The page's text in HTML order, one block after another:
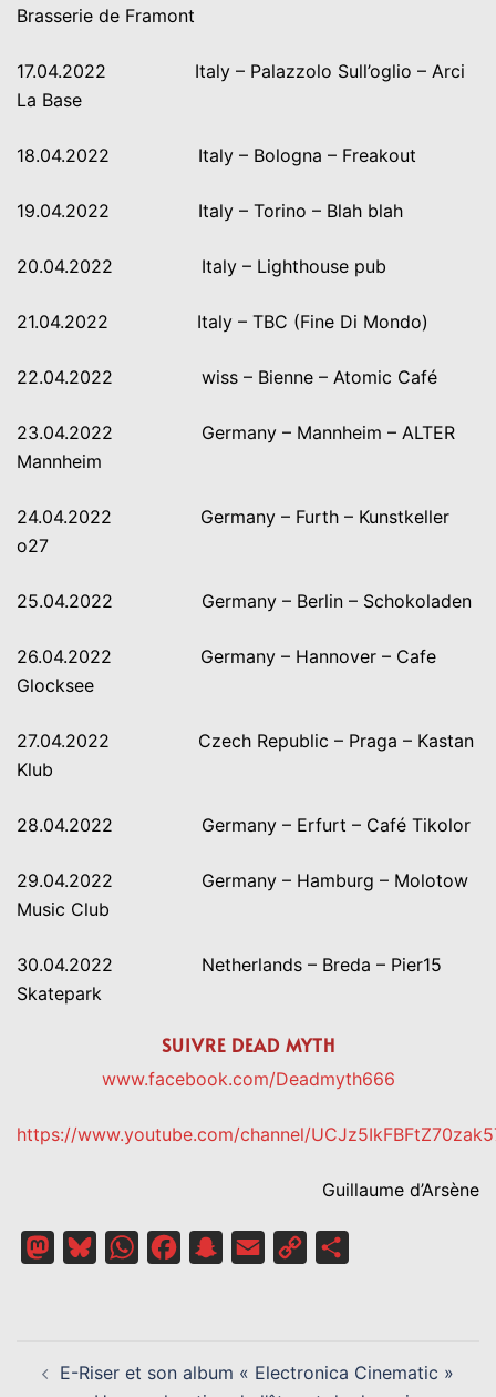
Brasserie de Framont
17.04.2022 Italy – Palazzolo Sull’oglio – Arci
La Base
18.04.2022 Italy – Bologna – Freakout
19.04.2022 Italy – Torino – Blah blah
20.04.2022 Italy – Lighthouse pub
21.04.2022 Italy – TBC (Fine Di Mondo)
22.04.2022 wiss – Bienne – Atomic Café
23.04.2022 Germany – Mannheim – ALTER
Mannheim
24.04.2022 Germany – Furth – Kunstkeller
o27
25.04.2022 Germany – Berlin – Schokoladen
26.04.2022 Germany – Hannover – Cafe
Glocksee
27.04.2022 Czech Republic – Praga – Kastan
Klub
28.04.2022 Germany – Erfurt – Café Tikolor
29.04.2022 Germany – Hamburg – Molotow
Music Club
30.04.2022 Netherlands – Breda – Pier15
Skatepark
SUIVRE DEAD MYTH
www.facebook.com/Deadmyth666
https://www.youtube.com/channel/
Guillaume d’Arsène
MastodonBlueskyWhatsAppFacebookSnapchat
Email
Copy
D’ARTICLE
E-Riser et son album « Electronica Cinematic »